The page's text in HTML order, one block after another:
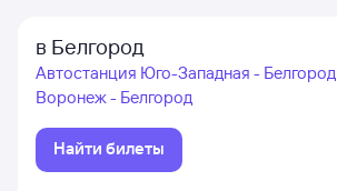
в Белгород
Автостанция Юго-Западная - Белгород
Воронеж - Белгород
Найти билеты